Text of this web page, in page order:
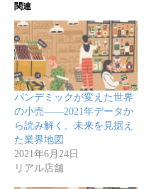
関連
パンデミックが変えた世界
の小売――2021年データか
ら読み解く、未来を見据え
た業界地図
2021年6月24日
リアル店舗